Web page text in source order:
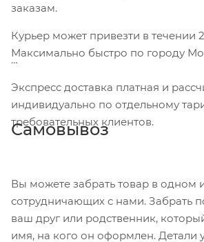
заказам.
Курьер может привезти в течении
Максимально быстро по городу
Экспресс доставка платная и
индивидуально по отдельному
требовательных клиентов.
Самовывоз
Вы можете забрать товар в одном
сотрудничающих с нами. Забрать
ваш друг или родственник,
имя, на кого он оформлен. Детали